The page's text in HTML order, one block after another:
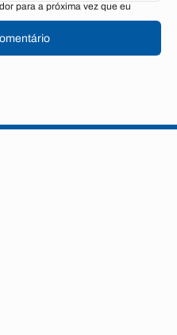
para a próxima vez que eu